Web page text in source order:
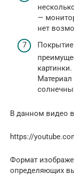
—
нет
В данном видео
https://
Формат
определяющих